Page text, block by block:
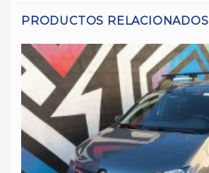
PRODUCTOS RELACIONADOS